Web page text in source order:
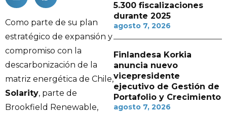
Como parte de su plan
estratégico de expansión y
compromiso con la
descarbonización de la
matriz energética de Chile,
Solarity, parte de
Brookfield Renewable,
5.300 fiscalizaciones
durante 2025
agosto 7, 2026
Finlandesa Korkia
anuncia nuevo
vicepresidente
ejecutivo de Gestión de
Portafolio y Crecimiento
agosto 7, 2026